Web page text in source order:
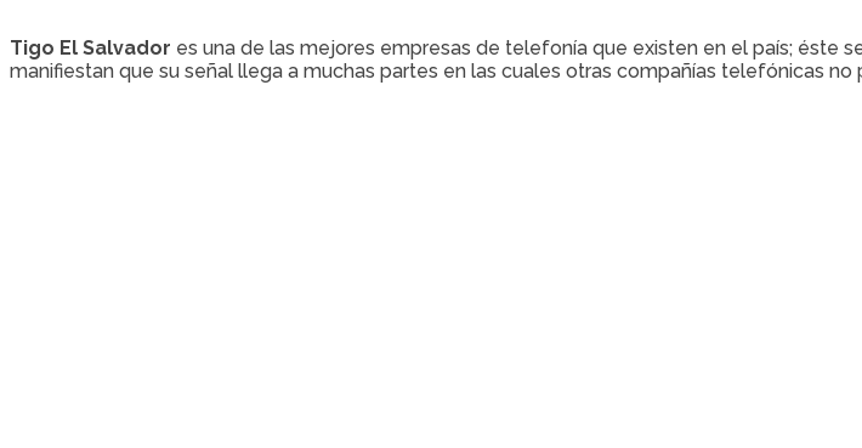
Tigo El Salvador es una de las mejores empresas de telefonía que existen en el país; éste
manifiestan que su señal llega a muchas partes en las cuales otras compañías telefónicas no